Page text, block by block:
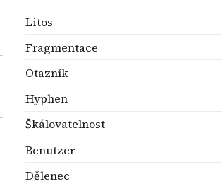
Litos
Fragmentace
Otazník
Hyphen
Škálovatelnost
Benutzer
Dělenec